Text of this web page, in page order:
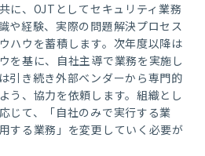
に、 OJT としてセキュリティ業務
や経験、実際の問題解決プロセス
ハウを蓄積します。次年度以降は
を基に、自社主導で業務を実施し
引き続き外部ベンダーから専門的
う、協力を依頼します。組織とし
じて、「自社のみで実行する業
する業務」を変更していく必要が